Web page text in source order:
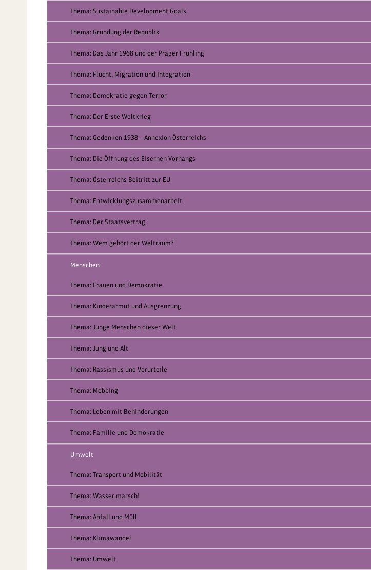
Thema: Sustainable Development Goals
Thema: Gründung der Republik
Thema: Das Jahr 1968 und der Prager Frühling
Thema: Flucht, Migration und Integration
Thema: Demokratie gegen Terror
Thema: Der Erste Weltkrieg
Thema: Gedenken 1938 – Annexion Österreichs
Thema: Die Öffnung des Eisernen Vorhangs
Thema: Österreichs Beitritt zur EU
Thema: Entwicklungszusammenarbeit
Thema: Der Staatsvertrag
Thema: Wem gehört der Weltraum?
Menschen
Thema: Frauen und Demokratie
Thema: Kinderarmut und Ausgrenzung
Thema: Junge Menschen dieser Welt
Thema: Jung und Alt
Thema: Rassismus und Vorurteile
Thema: Mobbing
Thema: Leben mit Behinderungen
Thema: Familie und Demokratie
Umwelt
Thema: Transport und Mobilität
Thema: Wasser marsch!
Thema: Abfall und Müll
Thema: Klimawandel
Thema: Umwelt